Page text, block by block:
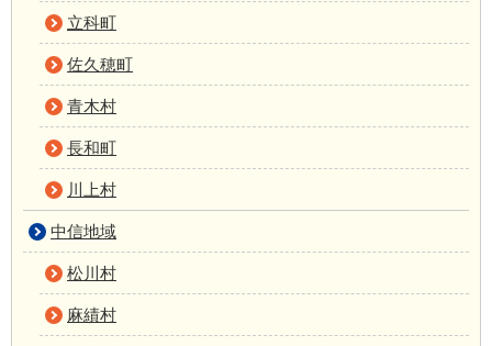
立科町
佐久穂町
青木村
長和町
川上村
中信地域
松川村
麻績村